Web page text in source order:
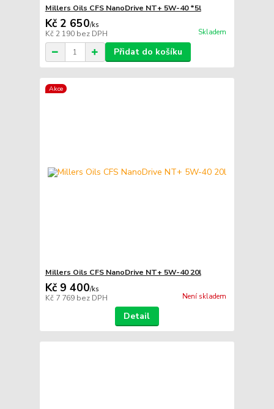
Millers Oils CFS NanoDrive NT+ 5W-40 *5l
Kč 2 650/ks
Kč 2 190 bez DPH Skladem
Přidat do košíku
Akce
Millers Oils CFS NanoDrive NT+ 5W-40 20l
Kč 9 400/ks
Kč 7 769 bez DPH Není skladem
Detail